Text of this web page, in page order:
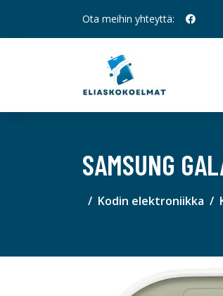
Ota meihin yhteyttä:
SAMSUNG
Kodin elektroniikka